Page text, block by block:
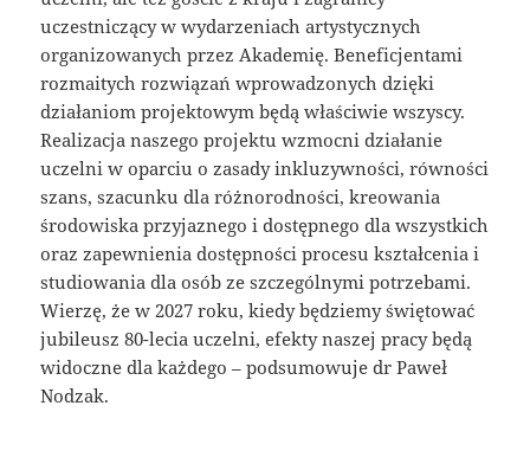
uczestniczący w wydarzeniach artystycznych
organizowanych przez Akademię. Beneficjentami
rozmaitych rozwiązań wprowadzonych dzięki
działaniom projektowym będą właściwie wszyscy.
Realizacja naszego projektu wzmocni działanie
uczelni w oparciu o zasady inkluzywności, równości
szans, szacunku dla różnorodności, kreowania
środowiska przyjaznego i dostępnego dla wszystkich
oraz zapewnienia dostępności procesu kształcenia i
studiowania dla osób ze szczególnymi potrzebami.
Wierzę, że w 2027 roku, kiedy będziemy świętować
jubileusz 80-lecia uczelni, efekty naszej pracy będą
widoczne dla każdego – podsumowuje dr Paweł
Nodzak.